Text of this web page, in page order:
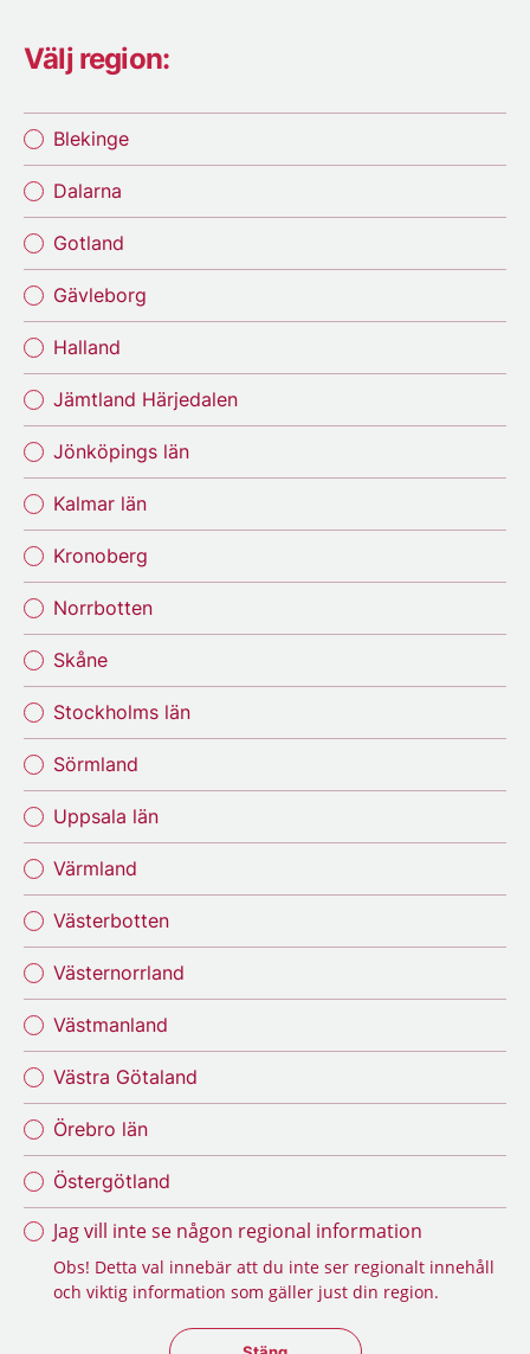
Välj region:
Blekinge
Dalarna
Gotland
Gävleborg
Halland
Jämtland Härjedalen
Jönköpings län
Kalmar län
Kronoberg
Norrbotten
Skåne
Stockholms län
Sörmland
Uppsala län
Värmland
Västerbotten
Västernorrland
Västmanland
Västra Götaland
Örebro län
Östergötland
Jag vill inte se någon regional information
Obs! Detta val innebär att du inte ser regionalt innehåll
och viktig information som gäller just din region.